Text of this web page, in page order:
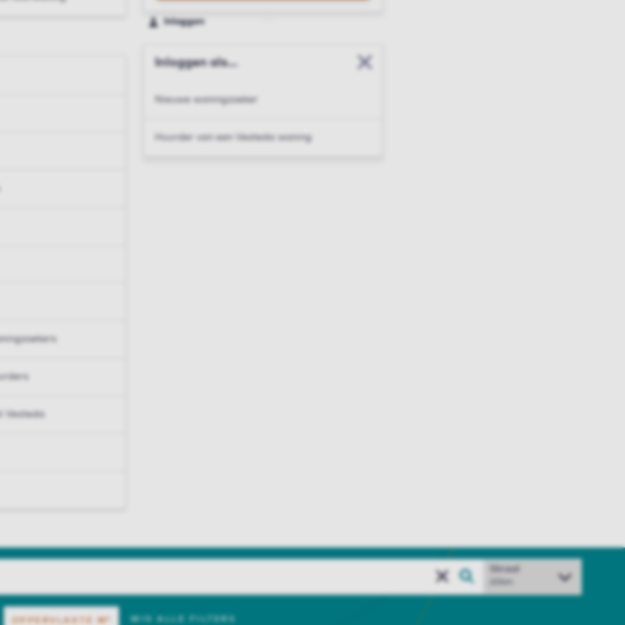
Inloggen
Inloggen als...
Sluit modal
Nieuwe woningzoeker
Huurder van een Vesteda woning
Straal
OPPERVLAKTE M² WIS ALLE FILTERS